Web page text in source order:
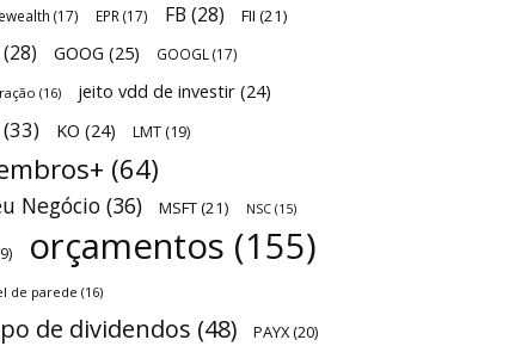
(17) EPR (17) FB (28) FII (21)
(28) GOOG (25) GOOGL (17)
(16) jeito vdd de investir (24)
(33) KO (24) LMT (19)
(64)
Negócio (36) MSFT(21) NSC (15)
orçamentos (155)
de parede (16)
de dividendos (48) PAYX(20)